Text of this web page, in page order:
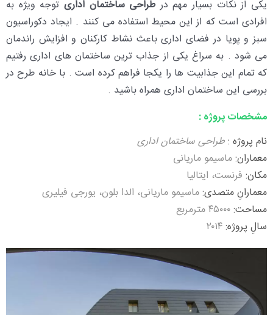
یکی از نکات بسیار مهم درطراحی ساختمان اداری توجه ویژه به
افرادی است که از این محیط استفاده می کنند . ایجاد دکوراسیون
سبز و پویا در فضای اداری باعث نشاط کارکنان و افزایش راندمان
می شود . به سراغ یکی از جذاب ترین ساختمان های اداری رفتیم
که تمام این جذابیت ها را یکجا فراهم کرده است . با خانه طرح در
بررسی این ساختمان اداری همراه باشید .
مشخصات پروژه :
نام پروژه :طراحی ساختمان اداری
معماران:ماسیمو ماریانی
مکان: فرنست، ایتالیا
معمارانِ متصدی:ماسیمو ماریانی، الدا بلون، یورجی فیلیری
مساحت:
سالِ پروژه:۲۰۱۴